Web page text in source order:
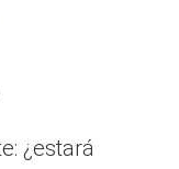
¿estará